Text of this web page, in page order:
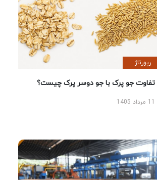
رپورتاژ
تفاوت جو پرک با جو دوسر پرک چیست؟